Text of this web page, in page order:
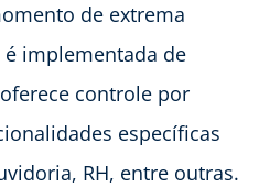
de extrema
implementada de
controle por
específicas
RH, entre outras.